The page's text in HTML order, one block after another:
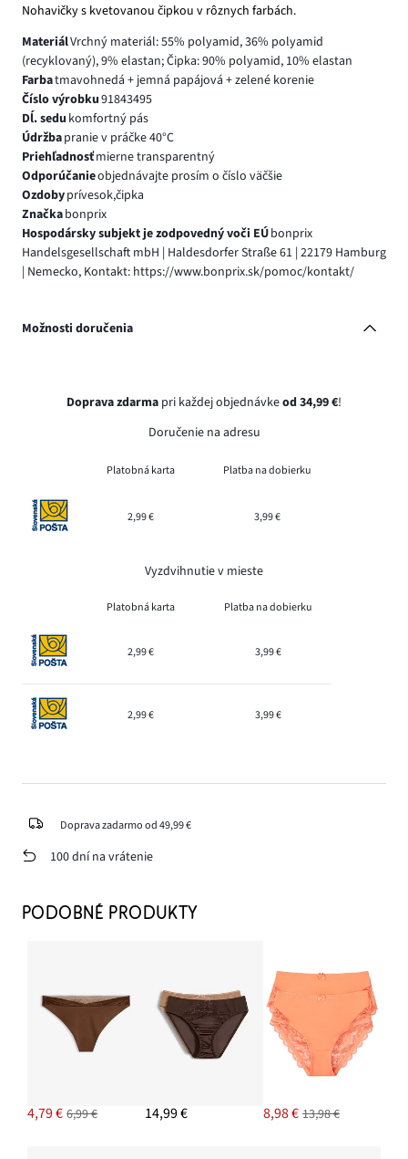
Nohavičky s kvetovanou čipkou v rôznych farbách.
MateriálVrchný materiál: 55% polyamid, 36% polyamid
(recyklovaný), 9% elastan; Čipka: 90% polyamid, 10% elastan
Farbatmavohnedá + jemná papájová + zelené korenie
Číslo výrobku91843495
Dĺ. sedu komfortný pás
Údržbapranie v práčke 40°C
Priehľadnosťmierne transparentný
Odporúčanieobjednávajte prosím o číslo väčšie
Ozdobyprívesok,čipka
Značkabonprix
Hospodársky subjekt je zodpovedný voči EÚbonprix
Handelsgesellschaft mbH | Haldesdorfer Straße 61 | 22179 Hamburg
| Nemecko, Kontakt: https://www.bonprix.sk/pomoc/kontakt/
Možnosti doručenia
Doprava zdarma pri každej objednávkeod 34,99 €!
Doručenie na adresu
Platobná karta Platba na dobierku
2,99 € 3,99 €
Vyzdvihnutie v mieste
Platobná karta Platba na dobierku
2,99 € 3,99 €
2,99 € 3,99 €
Doprava zadarmo od 49,99 €
100 dní na vrátenie
PODOBNÉ PRODUKTY
4,79 € 6,99 € 14,99 € 8,98 € 13,98 €